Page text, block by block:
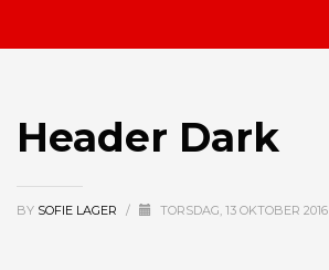
Header Dark
BY SOFIE LAGER / TORSDAG, 13 OKTOBER 2016